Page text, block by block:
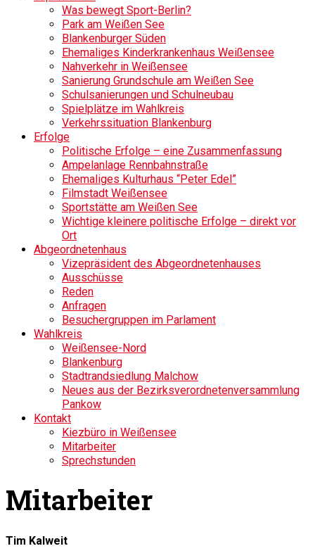
Was bewegt Sport-Berlin?
Park am Weißen See
Blankenburger Süden
Ehemaliges Kinderkrankenhaus Weißensee
Nahverkehr in Weißensee
Sanierung Grundschule am Weißen See
Schulsanierungen und Schulneubau
Spielplätze im Wahlkreis
Verkehrssituation Blankenburg
Erfolge
Politische Erfolge – eine Zusammenfassung
Ampelanlage Rennbahnstraße
Ehemaliges Kulturhaus “Peter Edel”
Filmstadt Weißensee
Sportstätte am Weißen See
Wichtige kleinere politische Erfolge – direkt vor
Ort
Abgeordnetenhaus
Vizepräsident des Abgeordnetenhauses
Ausschüsse
Reden
Anfragen
Besuchergruppen im Parlament
Wahlkreis
Weißensee-Nord
Blankenburg
Stadtrandsiedlung Malchow
Neues aus der Bezirksverordnetenversammlung
Pankow
Kontakt
Kiezbüro in Weißensee
Mitarbeiter
Sprechstunden
Mitarbeiter
Tim Kalweit